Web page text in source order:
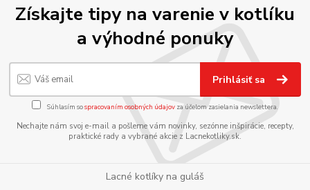
Získajte tipy na varenie v kotlíku
a výhodné ponuky
Prihlásiť sa
Súhlasím sospracovaním osobných údajov za účelom zasielania newslettera.
Nechajte nám svoj e-mail a pošleme vám novinky, sezónne inšpirácie, recepty,
praktické rady a vybrané akcie z Lacnekotliky.sk.
Lacné kotlíky na guláš